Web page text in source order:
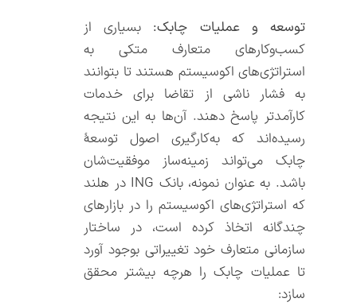
توسعه و عملیات چابک: بسیاری از
کسب‌و‌کارهای متعارف متکی به
استراتژی‌های اکوسیستم هستند تا بتوانند
به فشار ناشی از تقاضا برای خدمات
کارآمدتر پاسخ دهند. آن‌ها به این نتیجه
رسیده‌اند که به‌کارگیری اصول توسعۀ
چابک می‌تواند زمینه‌ساز موفقیت‌شان
باشد. به عنوان نمونه، بانک ING در هلند
که استراتژی‌های اکوسیستم را در بازارهای
چندگانه اتخاذ کرده است، در ساختار
سازمانی متعارف خود تغییراتی بوجود آورد
تا عملیات چابک را هرچه بیشتر محقق
سازد: